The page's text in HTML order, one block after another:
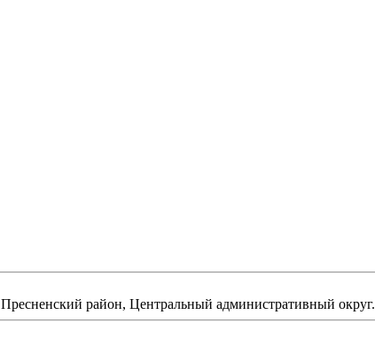
район, Центральный административный округ.